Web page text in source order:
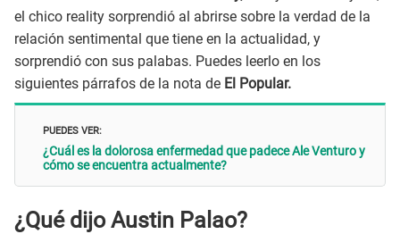
el chico reality sorprendió al abrirse sobre la verdad de la
relación sentimental que tiene en la actualidad, y
sorprendió con sus palabas. Puedes leerlo en los
siguientes párrafos de la nota de El Popular.
PUEDES VER:
¿Cuál es la dolorosa enfermedad que padece Ale Venturo y
cómo se encuentra actualmente?
¿Qué dijo Austin Palao?